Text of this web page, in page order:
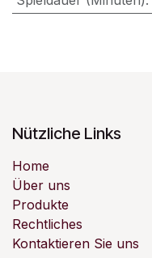
Nützliche Links
Home
Über uns
Produkte
Rechtliches
Kontaktieren Sie uns